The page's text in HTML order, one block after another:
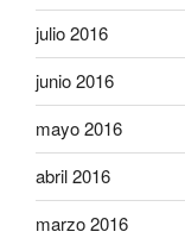
julio 2016
junio 2016
mayo 2016
abril 2016
marzo 2016